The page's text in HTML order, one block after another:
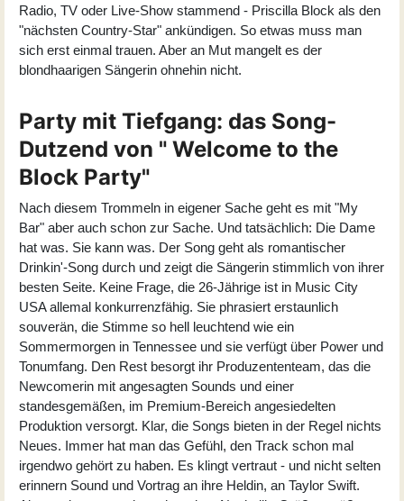
Radio, TV oder Live-Show stammend - Priscilla Block als den
"nächsten Country-Star" ankündigen. So etwas muss man
sich erst einmal trauen. Aber an Mut mangelt es der
blondhaarigen Sängerin ohnehin nicht.
Party mit Tiefgang: das Song-
Dutzend von " Welcome to the
Block Party"
Nach diesem Trommeln in eigener Sache geht es mit "My
Bar" aber auch schon zur Sache. Und tatsächlich: Die Dame
hat was. Sie kann was. Der Song geht als romantischer
Drinkin'-Song durch und zeigt die Sängerin stimmlich von ihrer
besten Seite. Keine Frage, die 26-Jährige ist in Music City
USA allemal konkurrenzfähig. Sie phrasiert erstaunlich
souverän, die Stimme so hell leuchtend wie ein
Sommermorgen in Tennessee und sie verfügt über Power und
Tonumfang. Den Rest besorgt ihr Produzententeam, das die
Newcomerin mit angesagten Sounds und einer
standesgemäßen, im Premium-Bereich angesiedelten
Produktion versorgt. Klar, die Songs bieten in der Regel nichts
Neues. Immer hat man das Gefühl, den Track schon mal
irgendwo gehört zu haben. Es klingt vertraut - und nicht selten
erinnern Sound und Vortrag an ihre Heldin, an Taylor Swift.